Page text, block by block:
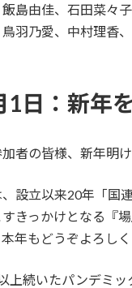
島由佳、石田菜々
羽乃愛、中村理香
日：新年
者の皆様、新年明
設立以来20年「国
きっかけとなる『
年もどうぞよろしく
上続いたパンデミ